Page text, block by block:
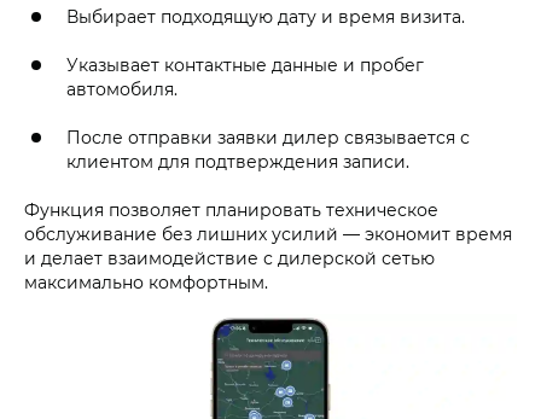
Выбирает подходящую дату и время визита.
Указывает контактные данные и пробег
автомобиля.
После отправки заявки дилер связывается с
клиентом для подтверждения записи.
Функция позволяет планировать техническое
обслуживание без лишних усилий — экономит время
и делает взаимодействие с дилерской сетью
максимально комфортным.